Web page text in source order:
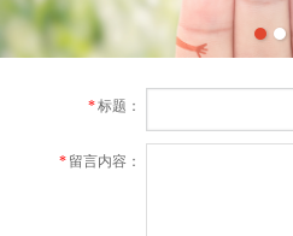
*标题：
* 留言内容：